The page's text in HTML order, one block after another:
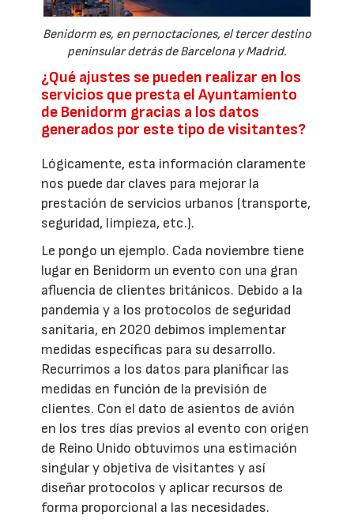
Benidorm es, en pernoctaciones, el tercer destino
peninsular detrás de Barcelona y Madrid.
¿Qué ajustes se pueden realizar en los
servicios que presta el Ayuntamiento
de Benidorm gracias a los datos
generados por este tipo de visitantes?
Lógicamente, esta información claramente
nos puede dar claves para mejorar la
prestación de servicios urbanos (transporte,
seguridad, limpieza, etc.).
Le pongo un ejemplo. Cada noviembre tiene
lugar en Benidorm un evento con una gran
afluencia de clientes británicos. Debido a la
pandemia y a los protocolos de seguridad
sanitaria, en 2020 debimos implementar
medidas específicas para su desarrollo.
Recurrimos a los datos para planificar las
medidas en función de la previsión de
clientes. Con el dato de asientos de avión
en los tres días previos al evento con origen
de Reino Unido obtuvimos una estimación
singular y objetiva de visitantes y así
diseñar protocolos y aplicar recursos de
forma proporcional a las necesidades.